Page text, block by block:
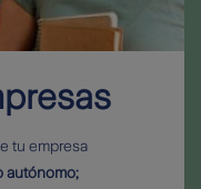
tu empresa
autónomo;